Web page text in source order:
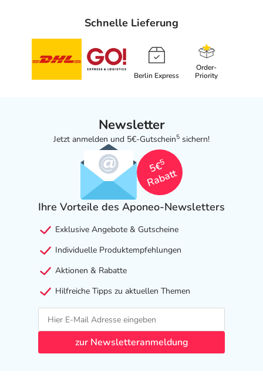
Schnelle Lieferung
Berlin Express
Order-
Priority
Newsletter
Jetzt anmelden und 5€-Gutschein5 sichern!
5€
5
Rabatt
Ihre Vorteile des Aponeo-Newsletters
Exklusive Angebote & Gutscheine
Individuelle Produktempfehlungen
Aktionen & Rabatte
Hilfreiche Tipps zu aktuellen Themen
zur Newsletteranmeldung